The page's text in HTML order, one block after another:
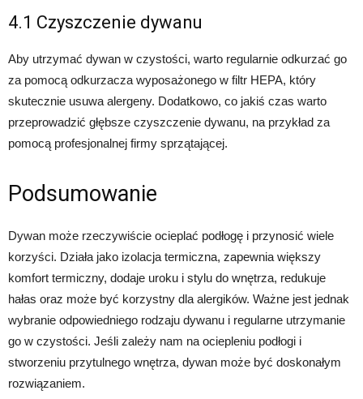
4.1 Czyszczenie dywanu
Aby utrzymać dywan w czystości, warto regularnie odkurzać go
za pomocą odkurzacza wyposażonego w filtr HEPA, który
skutecznie usuwa alergeny. Dodatkowo, co jakiś czas warto
przeprowadzić głębsze czyszczenie dywanu, na przykład za
pomocą profesjonalnej firmy sprzątającej.
Podsumowanie
Dywan może rzeczywiście ocieplać podłogę i przynosić wiele
korzyści. Działa jako izolacja termiczna, zapewnia większy
komfort termiczny, dodaje uroku i stylu do wnętrza, redukuje
hałas oraz może być korzystny dla alergików. Ważne jest jednak
wybranie odpowiedniego rodzaju dywanu i regularne utrzymanie
go w czystości. Jeśli zależy nam na ociepleniu podłogi i
stworzeniu przytulnego wnętrza, dywan może być doskonałym
rozwiązaniem.